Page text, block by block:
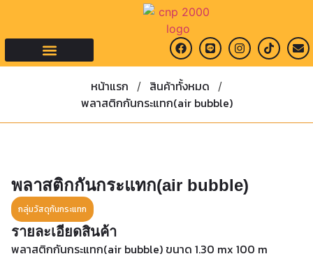
หน้าแรก / สินค้าทั้งหมด /
พลาสติกกันกระแทก(air bubble)
พลาสติกกันกระแทก(air bubble)
กลุ่มวัสดุกันกระแทก
รายละเอียดสินค้า
พลาสติกกันกระแทก(air bubble) ขนาด 1.30 mx 100 m